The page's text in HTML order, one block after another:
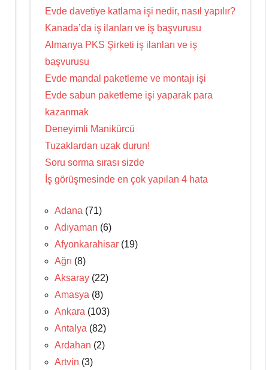
Evde davetiye katlama işi nedir, nasıl yapılır?
Kanada’da iş ilanları ve iş başvurusu
Almanya PKS Şirketi iş ilanları ve iş
başvurusu
Evde mandal paketleme ve montajı işi
Evde sabun paketleme işi yaparak para
kazanmak
Deneyimli Manikürcü
Tuzaklardan uzak durun!
Soru sorma sırası sizde
İş görüşmesinde en çok yapılan 4 hata
Adana (71)
Adıyaman (6)
Afyonkarahisar (19)
Ağrı (8)
Aksaray (22)
Amasya (8)
Ankara (103)
Antalya (82)
Ardahan (2)
Artvin (3)